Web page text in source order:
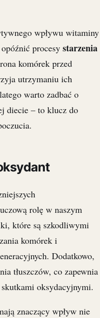
wpływu witaminy
procesy starzenia
komórek przed
utrzymaniu ich
warto zadbać o
diecie – to klucz do
rolę w naszym
które są szkodliwymi
komórek i
Dodatkowo,
tłuszczów, co zapewnia
oksydacyjnymi.
znaczący wpływ nie